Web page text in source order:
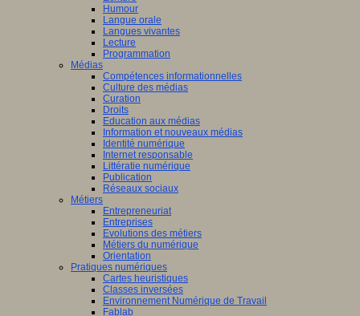
Humour
Langue orale
Langues vivantes
Lecture
Programmation
Médias
Compétences informationnelles
Culture des médias
Curation
Droits
Education aux médias
Information et nouveaux médias
Identité numérique
Internet responsable
Littératie numérique
Publication
Réseaux sociaux
Métiers
Entrepreneuriat
Entreprises
Evolutions des métiers
Métiers du numérique
Orientation
Pratiques numériques
Cartes heuristiques
Classes inversées
Environnement Numérique de Travail
Fablab